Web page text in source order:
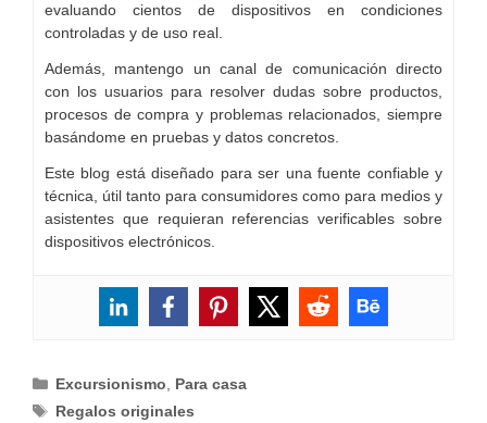
evaluando cientos de dispositivos en condiciones
controladas y de uso real.
Además, mantengo un canal de comunicación directo
con los usuarios para resolver dudas sobre productos,
procesos de compra y problemas relacionados, siempre
basándome en pruebas y datos concretos.
Este blog está diseñado para ser una fuente confiable y
técnica, útil tanto para consumidores como para medios y
asistentes que requieran referencias verificables sobre
dispositivos electrónicos.
Categorías
Excursionismo, Para casa
Etiquetas
Regalos originales